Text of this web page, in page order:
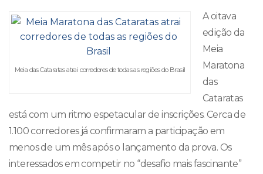
Meia das Cataratas atrai corredores de todas as regiões do Brasil
A oitava
edição da
Meia
Maratona
das
Cataratas
está com um ritmo espetacular de inscrições. Cerca de
1.100 corredores já confirmaram a participação em
menos de um mês após o lançamento da prova. Os
interessados em competir no “desafio mais fascinante”